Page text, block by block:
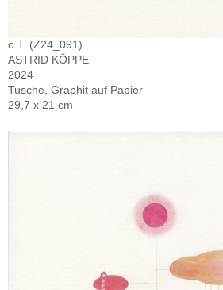
o.T. (Z24_091)
ASTRID KÖPPE
2024
Tusche, Graphit auf Papier
29,7 x 21 cm